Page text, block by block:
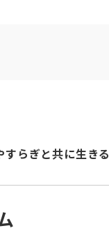
すらぎと共に生きる